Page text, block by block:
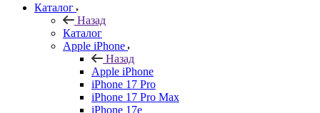
Каталог
Назад
Каталог
Apple iPhone
Назад
Apple iPhone
iPhone 17 Pro
iPhone 17 Pro Max
iPhone 17e